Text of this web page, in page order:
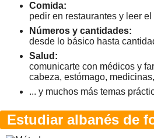
Comida:
pedir en restaurantes y leer
Números y cantidades:
desde lo básico hasta
Salud:
comunicarte con médicos y
cabeza, estómago,
... y muchos más temas
Estudiar albanés de